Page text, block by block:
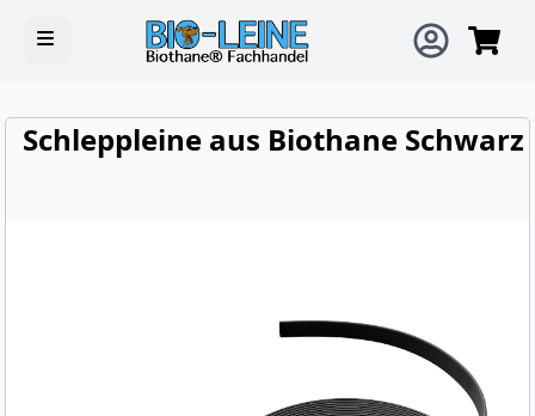
Open main menu
Schleppleine aus Biothane Schwarz